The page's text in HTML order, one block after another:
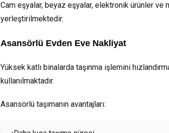
Cam eşyalar, beyaz eşyalar, elektronik ürünler ve
yerleştirilmektedir.
Asansörlü Evden Eve Nakliyat
Yüksek katlı binalarda taşınma işlemini
kullanılmaktadır.
Asansörlü taşımanın avantajları: